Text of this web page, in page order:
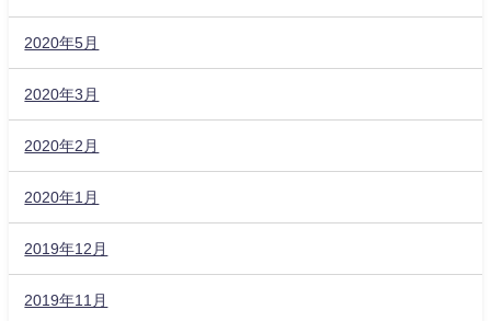
2020年5月
2020年3月
2020年2月
2020年1月
2019年12月
2019年11月